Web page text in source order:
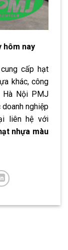
hôm nay
cấp hạt
khác, công
Nội PMJ
doanh nghiệp
liên hệ với
nhựa màu